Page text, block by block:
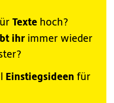
Textehoch?
ihr immer wieder
Einstiegsideen für